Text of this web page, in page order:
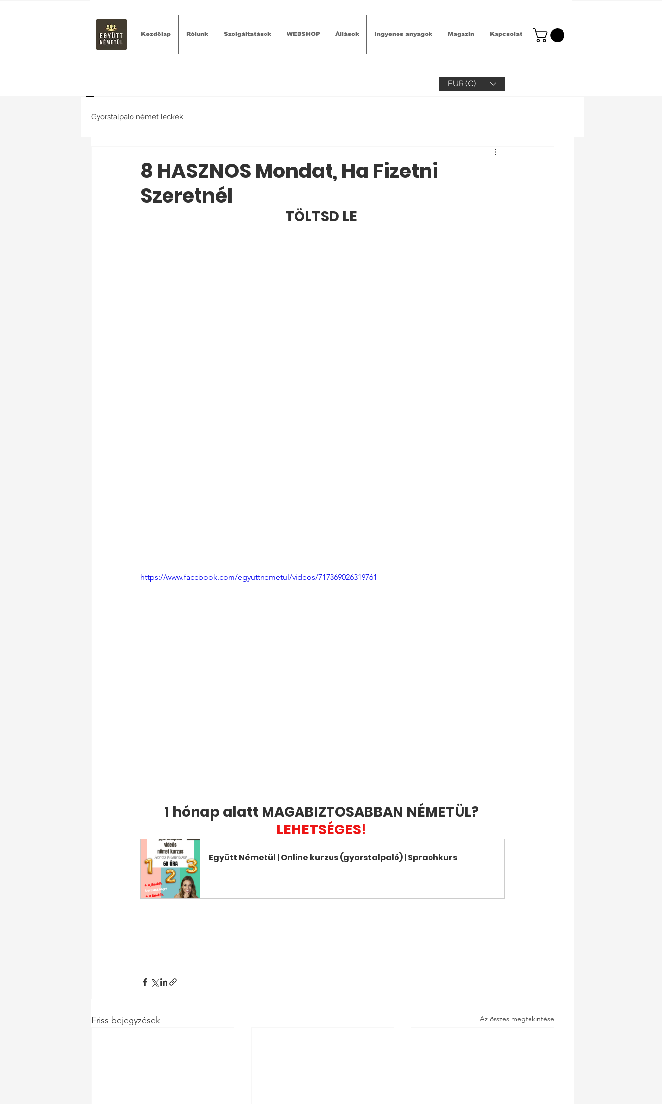
Kezdőlap Rólunk Szolgáltatások WEBSHOP Állások Ingyenes anyagok Magazin Kapcsolat
EUR (€)
Gyorstalpaló német leckék
8 HASZNOS Mondat, Ha Fizetni
Szeretnél
TÖLTSD LE
https://www.facebook.com/egyuttnemetul/videos/717869026319761
1 hónap alatt MAGABIZTOSABBAN NÉMETÜL?
LEHETSÉGES!
Együtt Németül | Online kurzus (gyorstalpaló) | Sprachkurs
Friss bejegyzések Az összes megtekintése